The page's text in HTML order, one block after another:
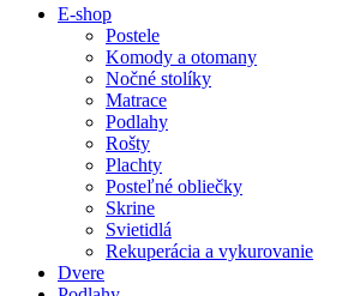
Close
E-shop
Postele
Komody a otomany
Nočné stolíky
Matrace
Podlahy
Rošty
Plachty
Posteľné obliečky
Skrine
Svietidlá
Rekuperácia a vykurovanie
Dvere